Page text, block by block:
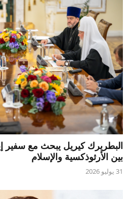
البطريرك كيريل يبحث مع سفير
بين الأرثوذكسية والإسلام
31 يوليو 2026